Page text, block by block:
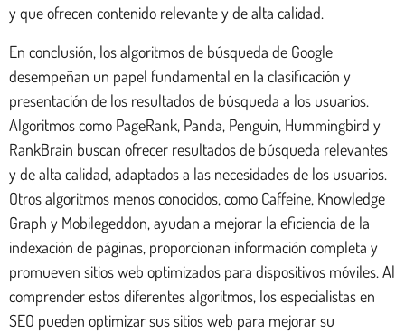
y que ofrecen contenido relevante y de alta calidad.
En conclusión, los algoritmos de búsqueda de Google
desempeñan un papel fundamental en la clasificación y
presentación de los resultados de búsqueda a los usuarios.
Algoritmos como PageRank, Panda, Penguin, Hummingbird y
RankBrain buscan ofrecer resultados de búsqueda relevantes
y de alta calidad, adaptados a las necesidades de los usuarios.
Otros algoritmos menos conocidos, como Caffeine, Knowledge
Graph y Mobilegeddon, ayudan a mejorar la eficiencia de la
indexación de páginas, proporcionan información completa y
promueven sitios web optimizados para dispositivos móviles. Al
comprender estos diferentes algoritmos, los especialistas en
SEO pueden optimizar sus sitios web para mejorar su